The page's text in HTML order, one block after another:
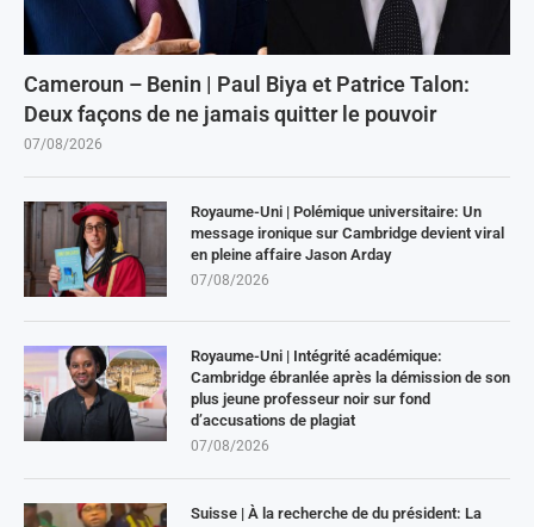
Cameroun – Benin | Paul Biya et Patrice Talon:
Deux façons de ne jamais quitter le pouvoir
07/08/2026
Royaume-Uni | Polémique universitaire: Un
message ironique sur Cambridge devient viral
en pleine affaire Jason Arday
07/08/2026
Royaume-Uni | Intégrité académique:
Cambridge ébranlée après la démission de son
plus jeune professeur noir sur fond
d’accusations de plagiat
07/08/2026
Suisse | À la recherche de du président: La